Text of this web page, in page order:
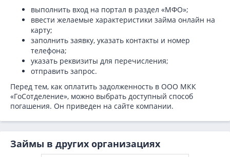
выполнить вход на портал в раздел «МФО»;
ввести желаемые характеристики займа онлайн на
карту;
заполнить заявку, указать контакты и номер
телефона;
указать реквизиты для перечисления;
отправить запрос.
Перед тем, как оплатить задолженность в ООО МКК
«ГоСотделение», можно выбрать доступный способ
погашения. Он приведен на сайте компании.
Займы в других организациях